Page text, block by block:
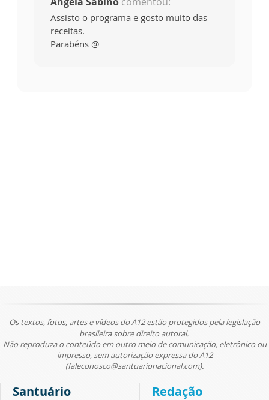
Assisto o programa e gosto muito das
receitas.
Parabéns @
Os textos, fotos, artes e vídeos do A12 estão protegidos pela legislação
brasileira sobre direito autoral.
Não reproduza o conteúdo em outro meio de comunicação, eletrônico ou
impresso, sem autorização expressa do A12
(faleconosco@santuarionacional.com).
Santuário Redação